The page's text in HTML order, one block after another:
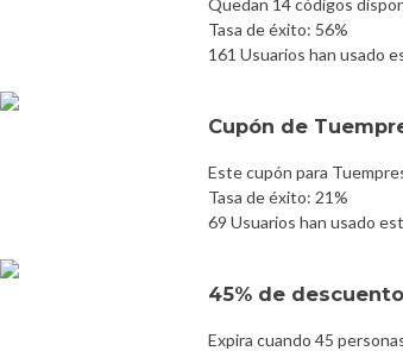
Quedan 14 códigos
Tasa de éxito: 56%
161 Usuarios han usado
Cupón de
Este cupón para
Tasa de éxito: 21%
69 Usuarios han usado
45% de
Expira cuando 45